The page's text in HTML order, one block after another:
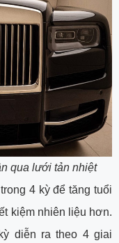
qua lưới tản nhiệt
4 kỳ để tăng tuổi
kiệm nhiên liệu hơn.
diễn ra theo 4 giai